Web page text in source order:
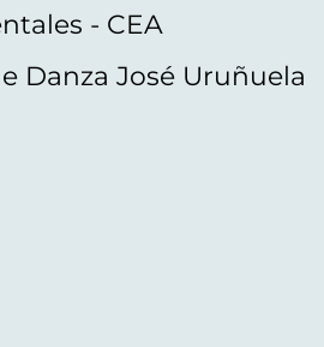
- CEA
Danza José Uruñuela